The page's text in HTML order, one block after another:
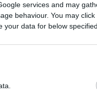
services and may
behaviour. You may
your data for below
A KDNP
még októberig